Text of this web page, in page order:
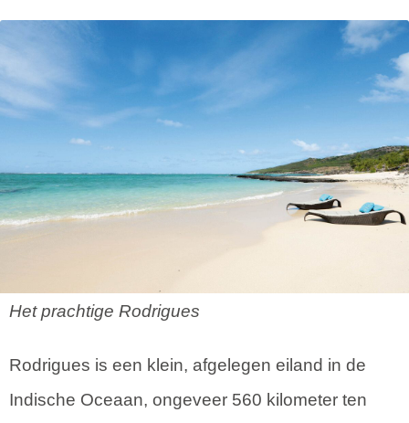
Het prachtige Rodrigues
Rodrigues is een klein, afgelegen eiland in de
Indische Oceaan, ongeveer 560 kilometer ten